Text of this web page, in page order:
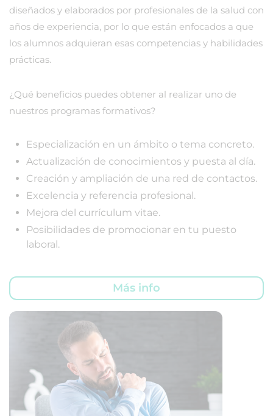
diseñados y elaborados por profesionales de la salud con
años de experiencia, por lo que están enfocados a que
los alumnos adquieran esas competencias y habilidades
prácticas.
¿Qué beneficios puedes obtener al realizar uno de
nuestros programas formativos?
Especialización en un ámbito o tema concreto.
Actualización de conocimientos y puesta al día.
Creación y ampliación de una red de contactos.
Excelencia y referencia profesional.
Mejora del currículum vitae.
Posibilidades de promocionar en tu puesto
laboral.
Más info